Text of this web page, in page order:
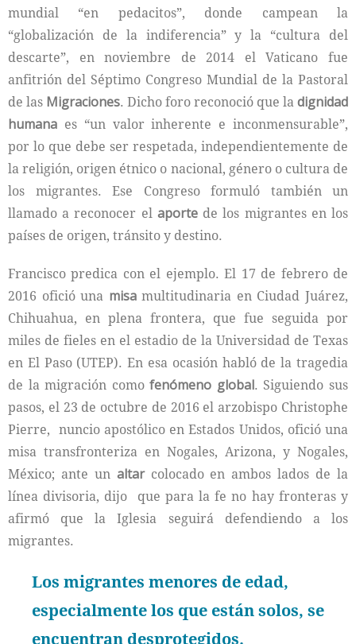
mundial “en pedacitos”, donde campean la
“globalización de la indiferencia” y la “cultura del
descarte”, en noviembre de 2014 el Vaticano fue
anfitrión del Séptimo Congreso Mundial de la Pastoral
de las Migraciones. Dicho foro reconoció que ladignidad
humana es “un valor inherente e inconmensurable”,
por lo que debe ser respetada, independientemente de
la religión, origen étnico o nacional, género o cultura de
los migrantes. Ese Congreso formuló también un
llamado a reconocer el aportede los migrantes en los
países de origen, tránsito y destino.
Francisco predica con el ejemplo. El 17 de febrero de
2016 ofició una misamultitudinaria en Ciudad Juárez,
Chihuahua, en plena frontera, que fue seguida por
miles de fieles en el estadio de la Universidad de Texas
en El Paso (UTEP). En esa ocasión habló de la tragedia
de la migración comofenómeno global. Siguiendo sus
pasos, el 23 de octubre de 2016 el arzobispo Christophe
Pierre, nuncio apostólico en Estados Unidos, ofició una
misa transfronteriza en Nogales, Arizona, y Nogales,
México; ante un altarcolocado en ambos lados de la
línea divisoria, dijo que para la fe no hay fronteras y
afirmó que la Iglesia seguirá defendiendo a los
migrantes.
Los migrantes menores de edad,
especialmente los que están solos, se
encuentran desprotegidos.